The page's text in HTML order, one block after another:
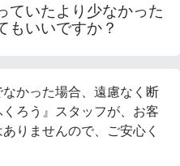
ていたより少なかった
もいいですか？
かった場合、遠慮なく断
ろう』スタッフが、お客
りませんので、ご安心く